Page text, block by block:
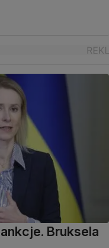
Bruksela